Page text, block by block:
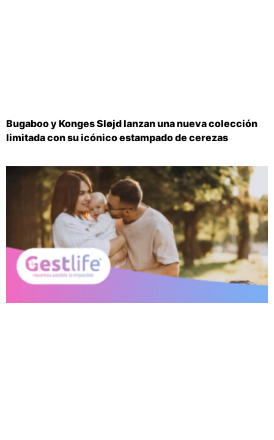
Bugaboo y Konges Sløjd lanzan una nueva colección
limitada con su icónico estampado de cerezas